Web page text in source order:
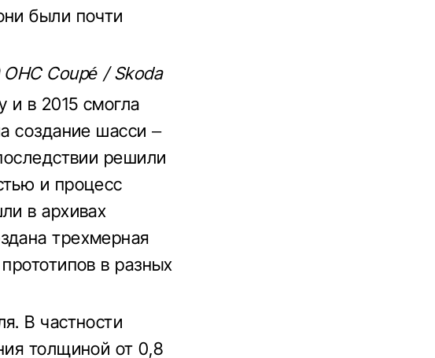
были почти
Coupé / Skoda
и в 2015 смогла
создание шасси –
решили
и процесс
в архивах
трехмерная
в разных
В частности
толщиной от 0,8